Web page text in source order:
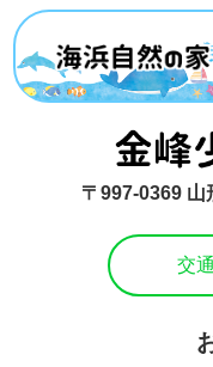
〒997-0369 山
交